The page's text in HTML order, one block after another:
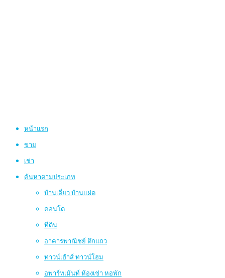
หน้าแรก
ขาย
เช่า
ค้นหาตามประเภท
บ้านเดี่ยว บ้านแฝด
คอนโด
ที่ดิน
อาคารพาณิชย์ ตึกแถว
ทาวน์เฮ้าส์ ทาวน์โฮม
อพาร์ทเม้นท์ ห้องเช่า หอพัก